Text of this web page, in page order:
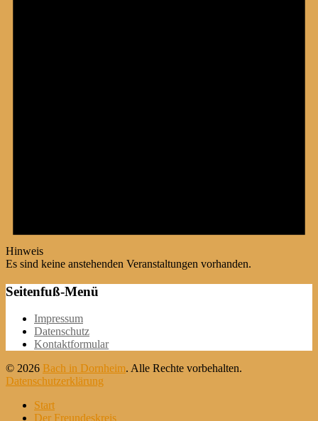
Hinweis
Es sind keine anstehenden Veranstaltungen vorhanden.
Seitenfuß-Menü
Weiter
zum
Inhalt
Impressum
Datenschutz
Kontaktformular
© 2026 Bach in Dornheim. Alle Rechte vorbehalten.
Datenschutzerklärung
oben
Start
Der Freundeskreis